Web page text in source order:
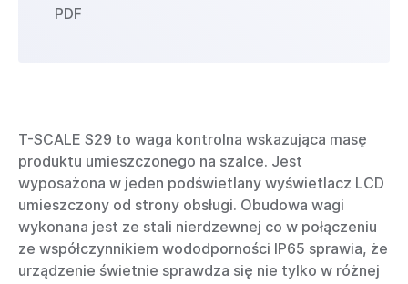
PDF
T-SCALE S29 to waga kontrolna wskazująca masę
produktu umieszczonego na szalce. Jest
wyposażona w jeden podświetlany wyświetlacz LCD
umieszczony od strony obsługi. Obudowa wagi
wykonana jest ze stali nierdzewnej co w połączeniu
ze współczynnikiem wododporności IP65 sprawia, że
urządzenie świetnie sprawdza się nie tylko w różnej